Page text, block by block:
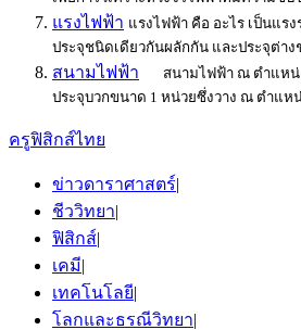
แรงไฟฟ้า แรงไฟฟ้า คือ อะไร เป็นแร
ประจุชนิดเดียวกันผลักกัน และประจุต่าง
สนามไฟฟ้า
สนามไฟฟ้า ณ ตำแหน่
ประจุบวกขนาด 1 หน่วยซึ่งวาง ณ ตำแหน่
ครูฟิสิกส์ไทย
ข่าวดาราศาสตร์|
ชีววิทยา|
ฟิสิกส์|
เคมี|
เทคโนโลยี|
โลกและธรณีวิทยา|